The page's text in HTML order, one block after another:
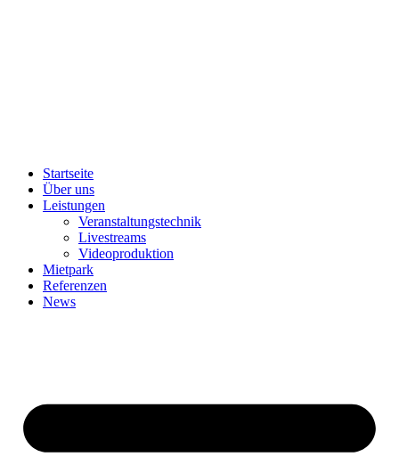
Startseite
Über uns
Leistungen
Veranstaltungstechnik
Livestreams
Videoproduktion
Mietpark
Referenzen
News